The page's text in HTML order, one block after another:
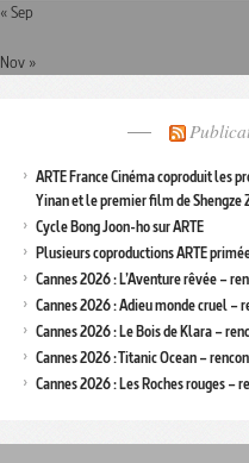
« Sep
Nov »
ARTE France Cinéma coproduit les
Yinan et le premier film de Shengze
Cycle Bong Joon-ho sur ARTE
Plusieurs coproductions ARTE
Cannes 2026 : L’Aventure rêvée –
Cannes 2026 : Adieu monde cruel –
Cannes 2026 : Le Bois de Klara –
Cannes 2026 : Titanic Ocean –
Cannes 2026 : Les Roches rouges –